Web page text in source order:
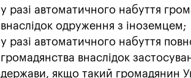
у разі автоматичного набуття
внаслідок одруження з іноземцем;
у разі автоматичного набуття
громадянства внаслідок
держави, якщо такий громадянин